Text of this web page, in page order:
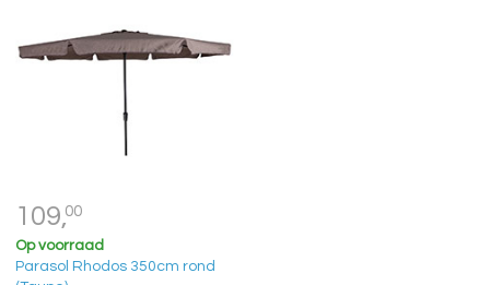
109,00
Op voorraad
Parasol Rhodos 350cm rond